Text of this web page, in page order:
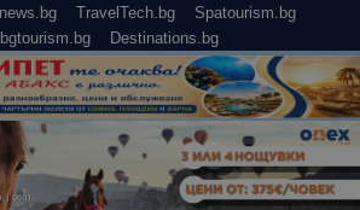
TravelTech.bg
Spatourism.bg
Destinations.bg